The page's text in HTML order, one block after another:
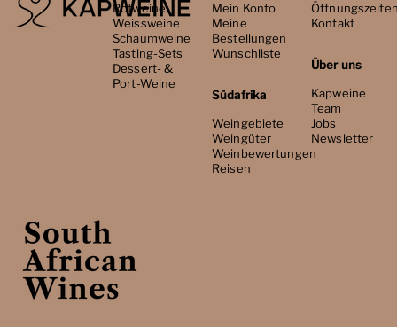
Rotweine
Weissweine
Schaumweine
Tasting-Sets
Dessert- &
Port-Weine
Mein Konto
Meine
Bestellungen
Wunschliste
Südafrika
Weingebiete
Weingüter
Weinbewertungen
Reisen
Kontakt
Über uns
Kapweine
Team
Jobs
Newsletter